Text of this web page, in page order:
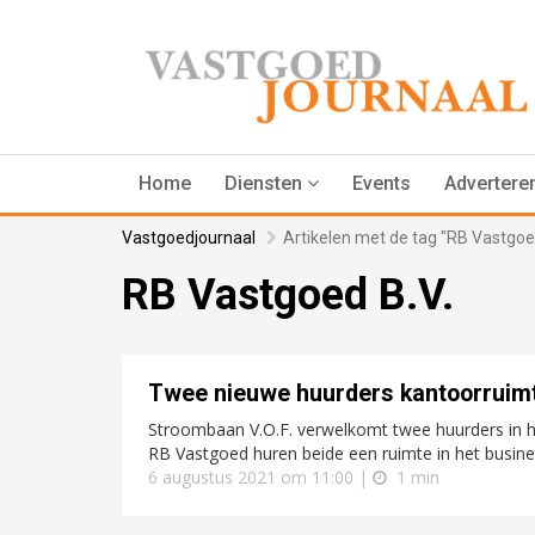
Home Diensten Events
Vastgoedjournaal Artikelen met de tag "RB
RB Vastgoed B.V.
Twee nieuwe huurders
Stroombaan V.O.F. verwelkomt twee huurders in
RB Vastgoed huren beide een ruimte in het
6 augustus 2021 om 11:00 |
1 min